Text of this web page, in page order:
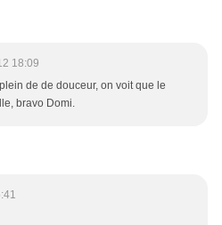
18:09
de de douceur, on voit que le
bravo Domi.